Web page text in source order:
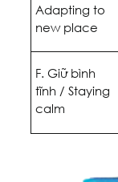
Adapting to
new place
F. Giữ bình
tĩnh / Staying
calm